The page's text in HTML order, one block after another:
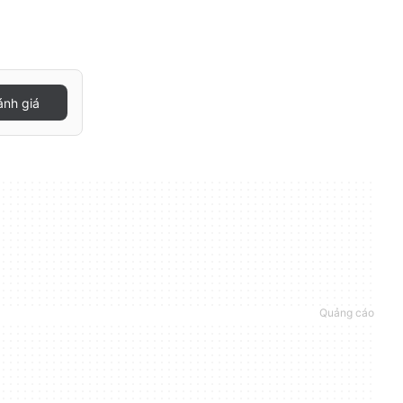
giá